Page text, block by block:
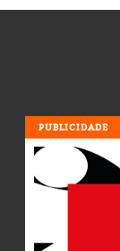
PUBLICIDADE